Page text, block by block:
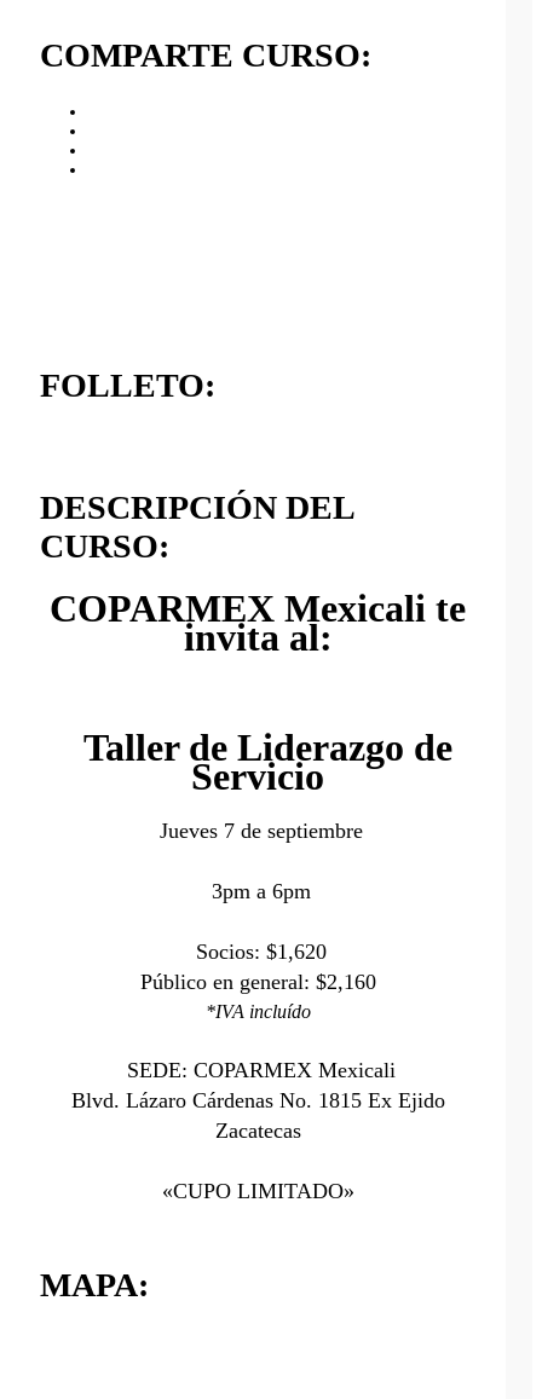
FOLLETO:
DESCRIPCIÓN DEL
CURSO:
COPARMEX Mexicali te
invita al:
Taller de Liderazgo de
Servicio
Jueves 7 de septiembre
3pm a 6pm
Socios: $1,620
Público en general: $2,160
*IVA incluído
SEDE: COPARMEX Mexicali
Blvd. Lázaro Cárdenas No. 1815 Ex Ejido
Zacatecas
«CUPO LIMITADO»
MAPA:
COMPARTE CURSO: